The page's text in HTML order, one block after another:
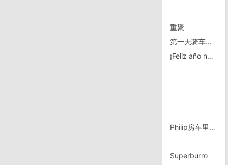
重聚
第一天骑车上班
¡Feliz año nuevo!
Philip房车里的画
Superburro